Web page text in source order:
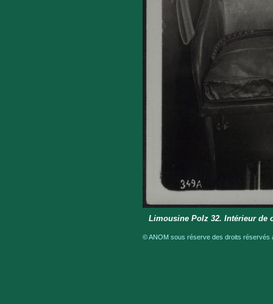
Limousine Polz 32. Intérieur de
© ANOM sous réserve des droits réservés